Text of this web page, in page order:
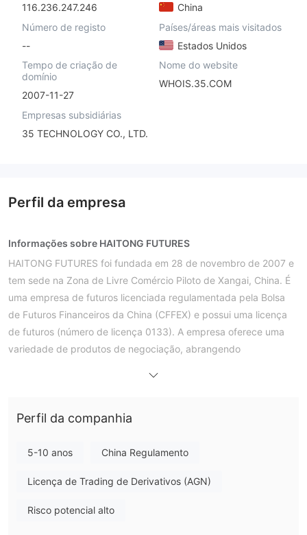
116.236.247.246
China
Número de registo
--
Países/áreas mais visitados
Estados Unidos
Tempo de criação de
domínio
2007-11-27
Nome do website
WHOIS.35.COM
Empresas subsidiárias
35 TECHNOLOGY CO., LTD.
Perfil da empresa
Informações sobre HAITONG FUTURES
HAITONG FUTURES foi fundada em 28 de novembro de 2007 e
tem sede na Zona de Livre Comércio Piloto de Xangai, China. É
uma empresa de futuros licenciada regulamentada pela Bolsa
de Futuros Financeiros da China (CFFEX) e possui uma licença
de futuros (número de licença 0133). A empresa oferece uma
variedade de produtos de negociação, abrangendo
futuros financeiros e outros tipos de contas. Seu negócio segue
se a manter a ordem de mercado e os direitos e interesses dos
serviços de depósito e saque multi-bancos para atender às
Perfil da companhia
5-10 anos China Regulamento
Licença de Trading de Derivativos (AGN)
Risco potencial alto